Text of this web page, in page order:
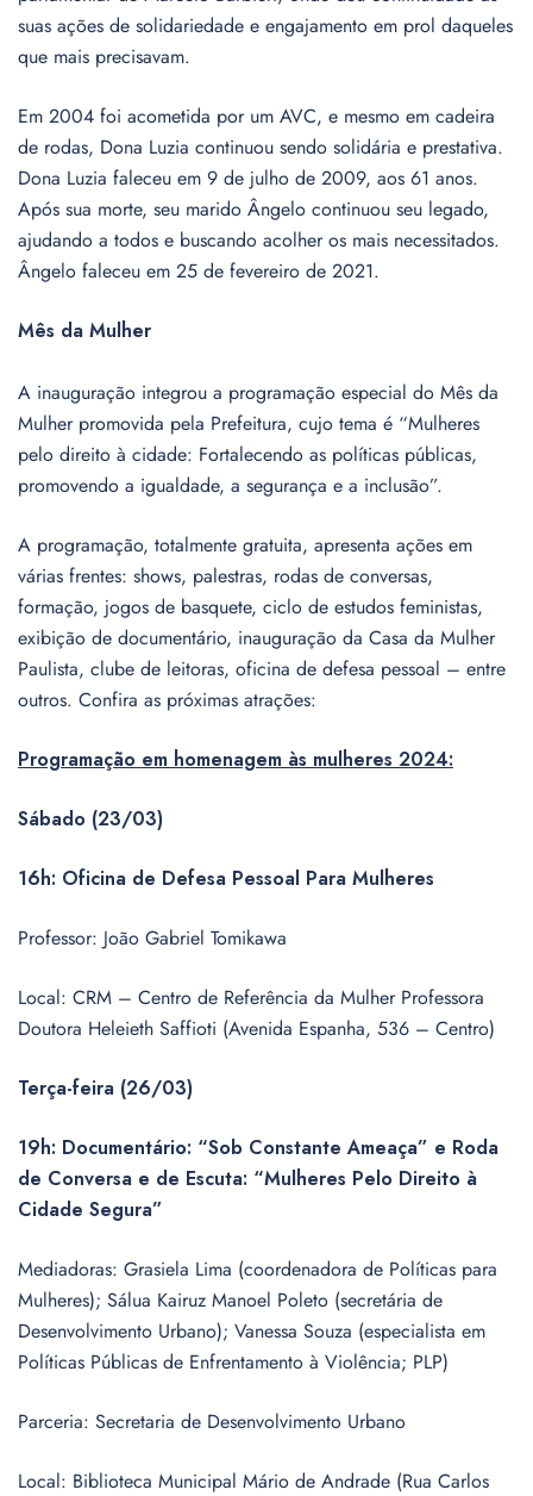
suas ações de solidariedade e engajamento em prol daqueles
que mais precisavam.
Em 2004 foi acometida por um AVC, e mesmo em cadeira
de rodas, Dona Luzia continuou sendo solidária e prestativa.
Dona Luzia faleceu em 9 de julho de 2009, aos 61 anos.
Após sua morte, seu marido Ângelo continuou seu legado,
ajudando a todos e buscando acolher os mais necessitados.
Ângelo faleceu em 25 de fevereiro de 2021.
Mês da Mulher
A inauguração integrou a programação especial do Mês da
Mulher promovida pela Prefeitura, cujo tema é “Mulheres
pelo direito à cidade: Fortalecendo as políticas públicas,
promovendo a igualdade, a segurança e a inclusão”.
A programação, totalmente gratuita, apresenta ações em
várias frentes: shows, palestras, rodas de conversas,
formação, jogos de basquete, ciclo de estudos feministas,
exibição de documentário, inauguração da Casa da Mulher
Paulista, clube de leitoras, oficina de defesa pessoal – entre
outros. Confira as próximas atrações:
Programação em homenagem às mulheres 2024:
Sábado (23/03)
16h: Oficina de Defesa Pessoal Para Mulheres
Professor: João Gabriel Tomikawa
Local: CRM – Centro de Referência da Mulher Professora
Doutora Heleieth Saffioti (Avenida Espanha, 536 – Centro)
Terça-feira (26/03)
19h: Documentário: “Sob Constante Ameaça” e Roda
de Conversa e de Escuta: “Mulheres Pelo Direito à
Cidade Segura”
Mediadoras: Grasiela Lima (coordenadora de Políticas para
Mulheres); Sálua Kairuz Manoel Poleto (secretária de
Desenvolvimento Urbano); Vanessa Souza (especialista em
Políticas Públicas de Enfrentamento à Violência; PLP)
Parceria: Secretaria de Desenvolvimento Urbano
Local: Biblioteca Municipal Mário de Andrade (Rua Carlos